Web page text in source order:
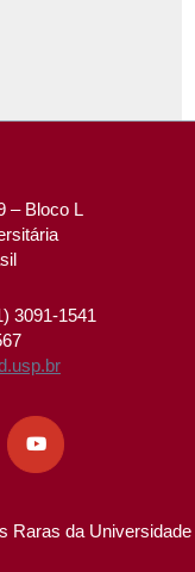
– Bloco L
3091-1541

Raras da Universidade